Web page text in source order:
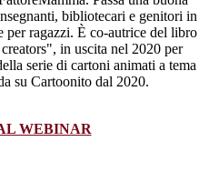
bibliotecari e genitori in
ragazzi. È co-autrice del libro
in uscita nel 2020 per
serie di cartoni animati a tema
su Cartoonito dal 2020.
WEBINAR